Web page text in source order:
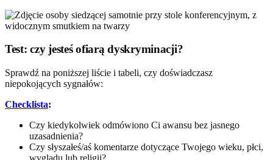
Test: czy jesteś ofiarą dyskryminacji?
Sprawdź na poniższej liście i tabeli, czy doświadczasz
niepokojących sygnałów:
Checklista:
Czy kiedykolwiek odmówiono Ci awansu bez jasnego
uzasadnienia?
Czy słyszałeś/aś komentarze dotyczące Twojego wieku, płci,
wyglądu lub religii?